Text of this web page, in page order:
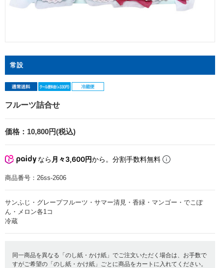
常設
フルーツ詰合せ
価格： 10,800円(税込)
なら 月々3,600円から。分割手数料無料
商品番号： 26ss-2606
サンふじ・グレープフルーツ・サマー清見・香緑・マンゴー・でこぽ
ん・メロン各1コ
冷蔵
同一商品を異なる「のし紙・かけ紙」でご注文いただく場合は、お手数で
すがご希望の「のし紙・かけ紙」ごとに商品をカートに入れてください。